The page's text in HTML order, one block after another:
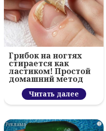
Грибок на ногтях
стирается как
ластиком! Простой
домашний метод
Читать далее
i